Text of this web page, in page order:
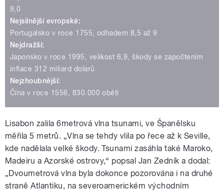
9,0
Nejsilnější evropské:
Portugalsko v roce 1755, odhadem 8,5 až 9
Nejdražší:
Japonsko v roce 1995, velikost 6,9, škody se započtením
inflace 312 miliard dolarů
Nejzhoubnější:
Čína v roce 1556, 830.000 obětí
Lisabon zalila 6metrová vlna tsunami, ve Španělsku
měřila 5 metrů. „Vlna se tehdy vlila po řece až k Seville,
kde nadělala velké škody. Tsunami zasáhla také Maroko,
Madeiru a Azorské ostrovy,“ popsal Jan Zedník a dodal:
„Dvoumetrová vlna byla dokonce pozorována i na druhé
straně Atlantiku, na severoamerickém východním